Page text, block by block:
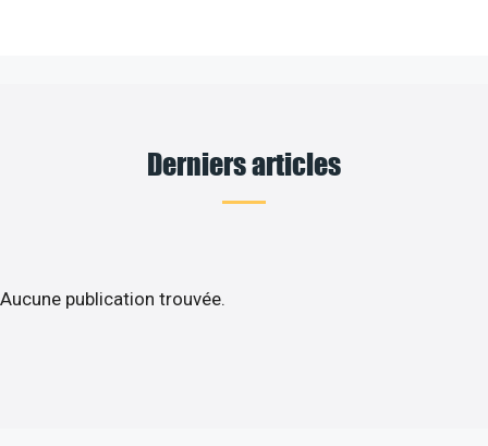
Derniers articles
Aucune publication trouvée.